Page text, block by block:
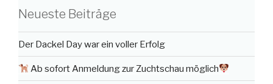
Neueste Beiträge
Der Dackel Day war ein voller Erfolg
Ab sofort Anmeldung zur Zuchtschau möglich